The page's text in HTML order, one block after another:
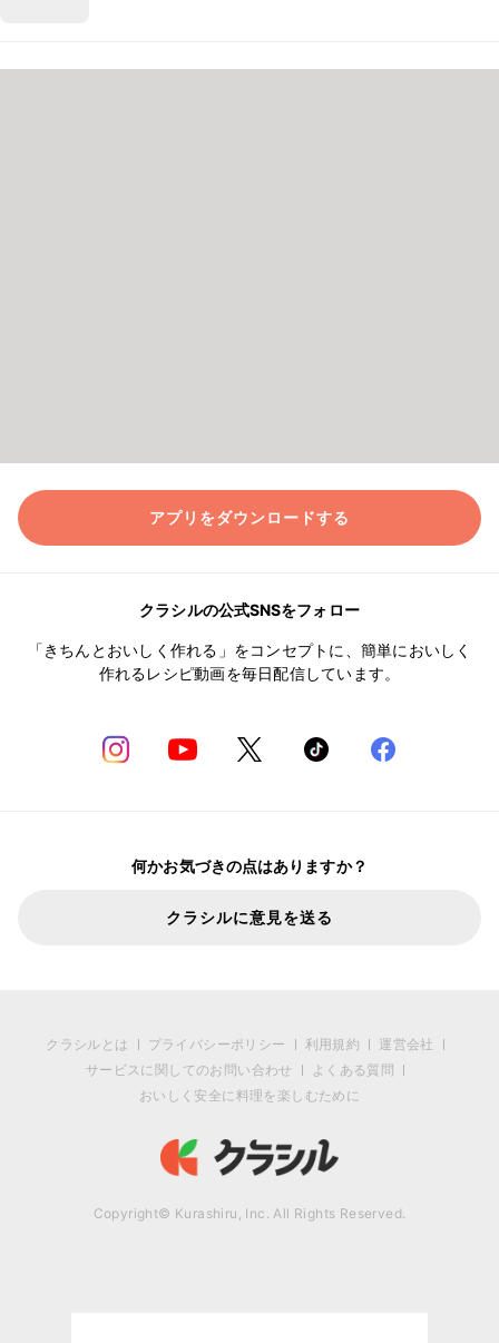
アプリをダウンロードする
クラシルの公式SNSをフォロー
「きちんとおいしく作れる」をコンセプトに、簡単においしく
作れるレシピ動画を毎日配信しています。
何かお気づきの点はありますか？
クラシルに意見を送る
クラシルとは プライバシーポリシー 利用規約
運営会社
サービスに関してのお問い合わせ
よくある質問
おいしく安全に料理を楽しむために
Copyright© Kurashiru, Inc. All Rights Reserved.